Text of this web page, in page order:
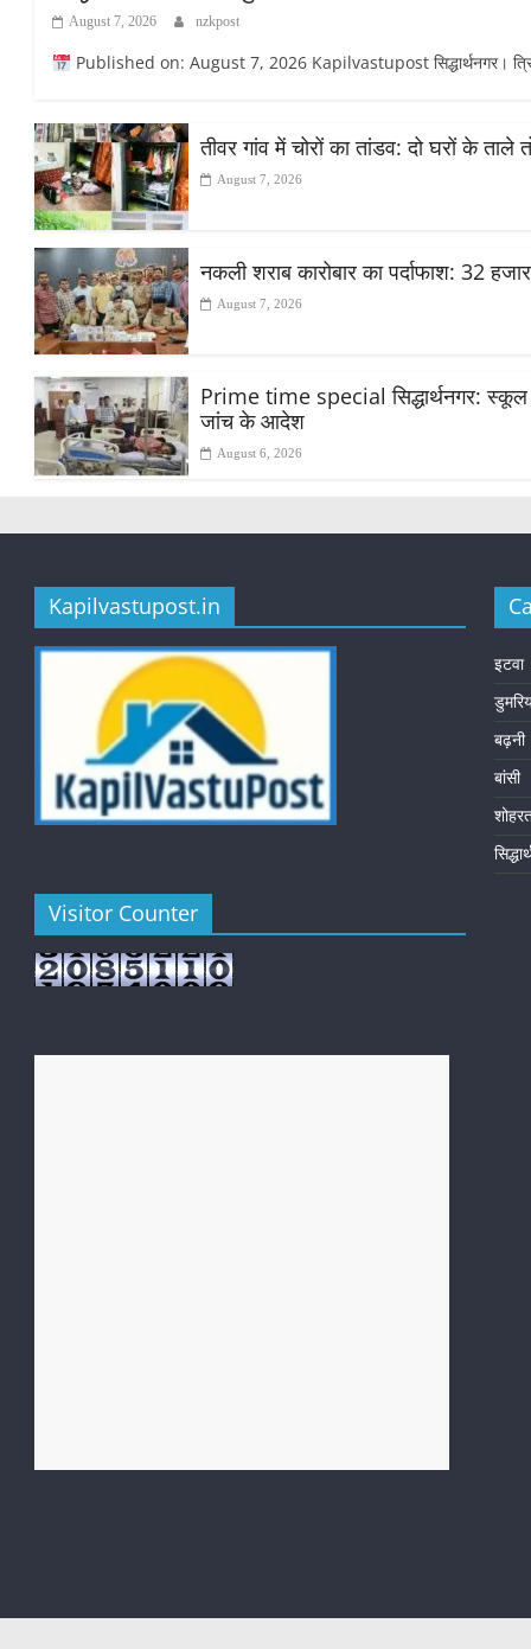
August 7, 2026 nzkpost
Published on: August 7, 2026 Kapilvastupost सिद्धार्थनगर।
तीवर गांव में चोरों का तांडव: दो घरों के
August 7, 2026
नकली शराब कारोबार का पर्दाफाश: 32
August 7, 2026
Prime time special सिद्धार्थनगर: स्कूल
जांच के आदेश
August 6, 2026
Kapilvastupost.in
Visitor Counter
इटवा
बढ़नी
बांसी